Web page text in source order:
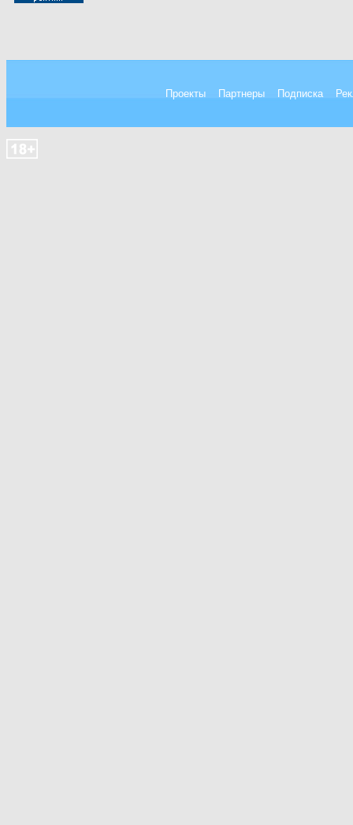
Проекты Партнеры Подписка